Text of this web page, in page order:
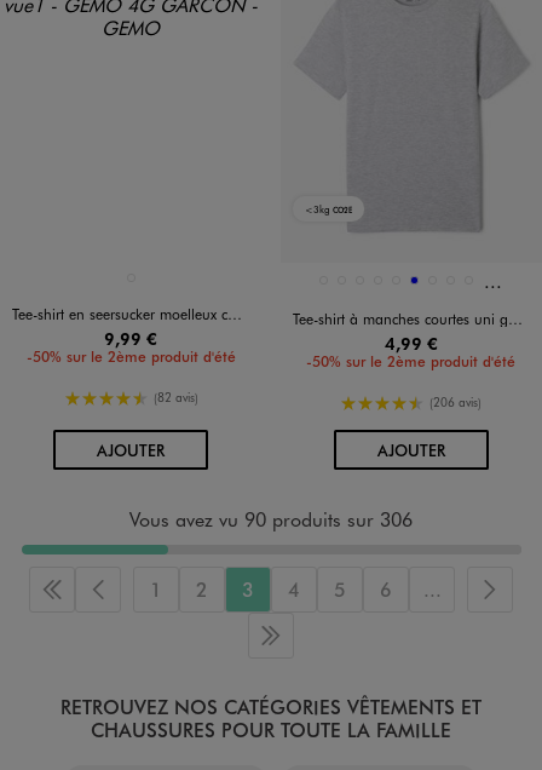
Tee-shirt en seersucker moelleux coupe droite garçon
9,99 €
-50% sur le 2ème produit d'été
4.5/5 de moyenne
(82 avis)
AJOUTERAU PANIER
<3kg CO2E
Disponible en 25 coloris
BEIGE STANDARD
BLANC VIF
BLEU
Tee-shirt à manches courtes uni garçon maille chinée
4,99 €
-50% sur le 2ème produit d'été
4.5/5 de moyenne
(206 avis)
AJOUTERAU PANIER
Vous avez vu 90 produits sur 306
Première page
Page précédente
1 2 3 4 5 6 ...
Page
Dernière page
RETROUVEZ NOS CATÉGORIES VÊTEMENTS ET
CHAUSSURES POUR TOUTE LA FAMILLE